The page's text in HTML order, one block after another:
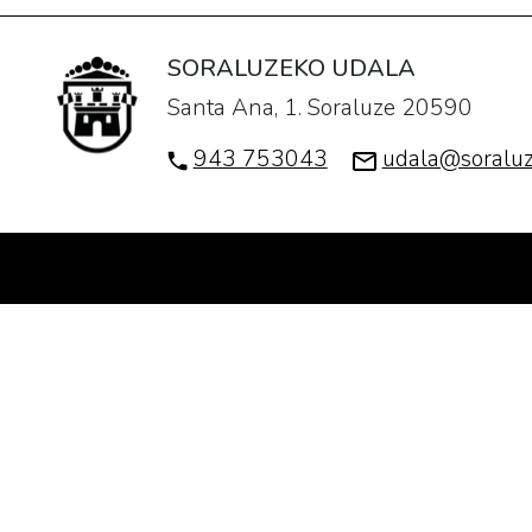
SORALUZEKO UDALA
Santa Ana, 1. Soraluze 20590
943 753043